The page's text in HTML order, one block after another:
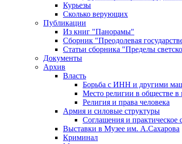
Курьезы
Сколько верующих
Публикации
Из книг "Панорамы"
Сборник "Преодолевая
Статьи сборника "Пределы
Документы
Архив
Власть
Борьба с ИНН и другими
Место религии в обществе в
Религия и права человека
Армия и силовые структуры
Соглашения и практическое
Выставки в Музее им. А.Сахарова
Криминал